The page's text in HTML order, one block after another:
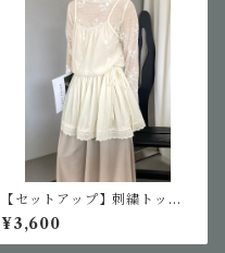
【セットアップ】刺繍トップ
ス&シアーキャミワンピ
¥3,600